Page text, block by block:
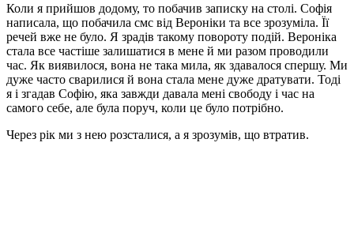
Коли я прийшов додому, то побачив записку на столі. Софія
написала, що побачила смс від Вероніки та все зрозуміла. Її
речей вже не було. Я зрадів такому повороту подій. Вероніка
стала все частіше залишатися в мене й ми разом проводили
час. Як виявилося, вона не така мила, як здавалося спершу. Ми
дуже часто сварилися й вона стала мене дуже дратувати. Тоді
я і згадав Софію, яка завжди давала мені свободу і час на
самого себе, але була поруч, коли це було потрібно.
Через рік ми з нею розсталися, а я зрозумів, що втратив.